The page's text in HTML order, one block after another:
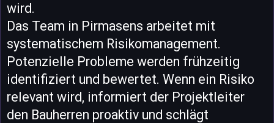
wird.
Das Team in Pirmasens arbeitet mit
systematischem Risikomanagement.
Potenzielle Probleme werden frühzeitig
identifiziert und bewertet. Wenn ein Risiko
relevant wird, informiert der Projektleiter
den Bauherren proaktiv und schlägt